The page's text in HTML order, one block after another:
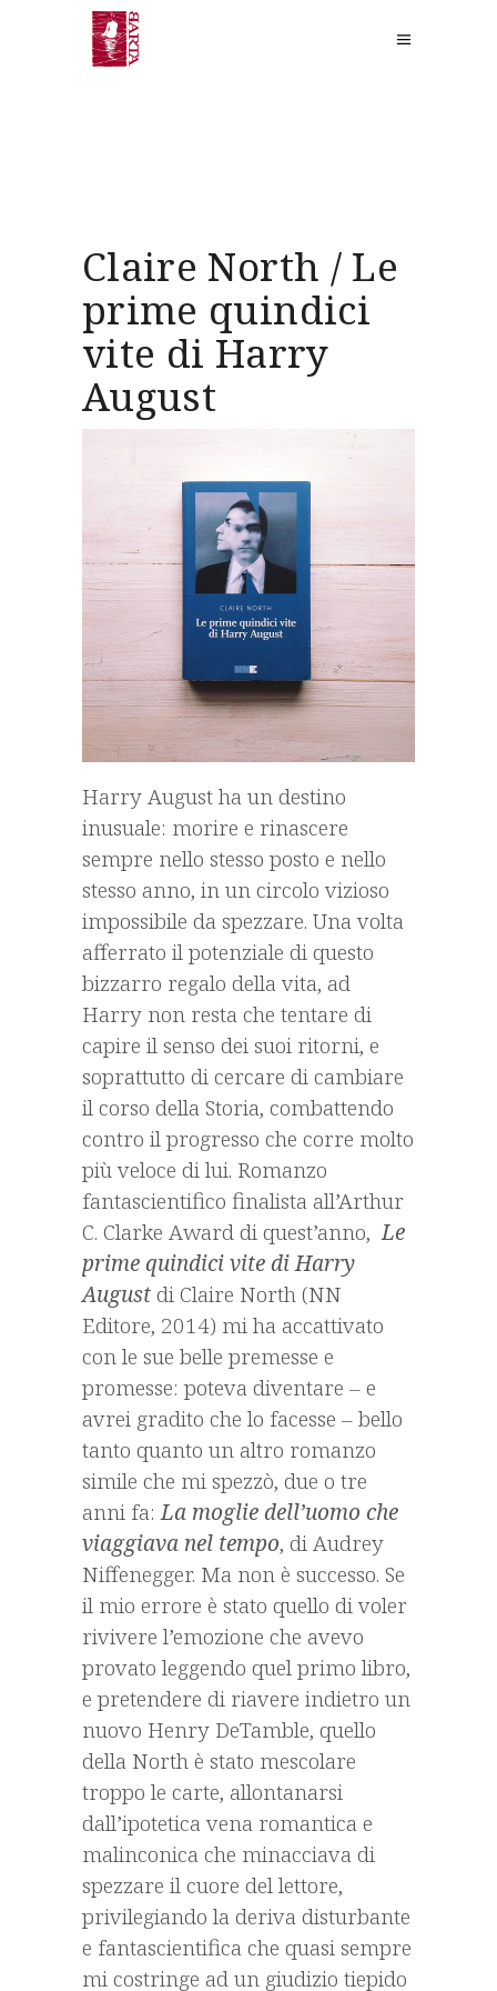
Claire North / Le
prime quindici
vite di Harry
August
Harry August ha un destino
inusuale: morire e rinascere
sempre nello stesso posto e nello
stesso anno, in un circolo vizioso
impossibile da spezzare. Una volta
afferrato il potenziale di questo
bizzarro regalo della vita, ad
Harry non resta che tentare di
capire il senso dei suoi ritorni, e
soprattutto di cercare di cambiare
il corso della Storia, combattendo
contro il progresso che corre molto
più veloce di lui. Romanzo
fantascientifico finalista all’Arthur
C. Clarke Award di quest’anno,Le
prime quindici vite di Harry
Augustdi Claire North (NN
Editore, 2014) mi ha accattivato
con le sue belle premesse e
promesse: poteva diventare – e
avrei gradito che lo facesse – bello
tanto quanto un altro romanzo
simile che mi spezzò, due o tre
anni fa: La moglie dell’uomo che
viaggiava nel tempo, di Audrey
Niffenegger. Ma non è successo. Se
il mio errore è stato quello di voler
rivivere l’emozione che avevo
provato leggendo quel primo libro,
e pretendere di riavere indietro un
nuovo Henry DeTamble, quello
della North è stato mescolare
troppo le carte, allontanarsi
dall’ipotetica vena romantica e
malinconica che minacciava di
spezzare il cuore del lettore,
privilegiando la deriva disturbante
e fantascientifica che quasi sempre
mi costringe ad un giudizio tiepido